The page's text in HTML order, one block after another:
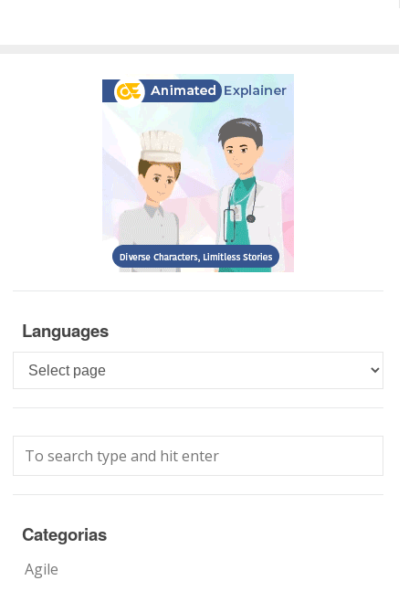
Languages
Languages
Categorias
Agile